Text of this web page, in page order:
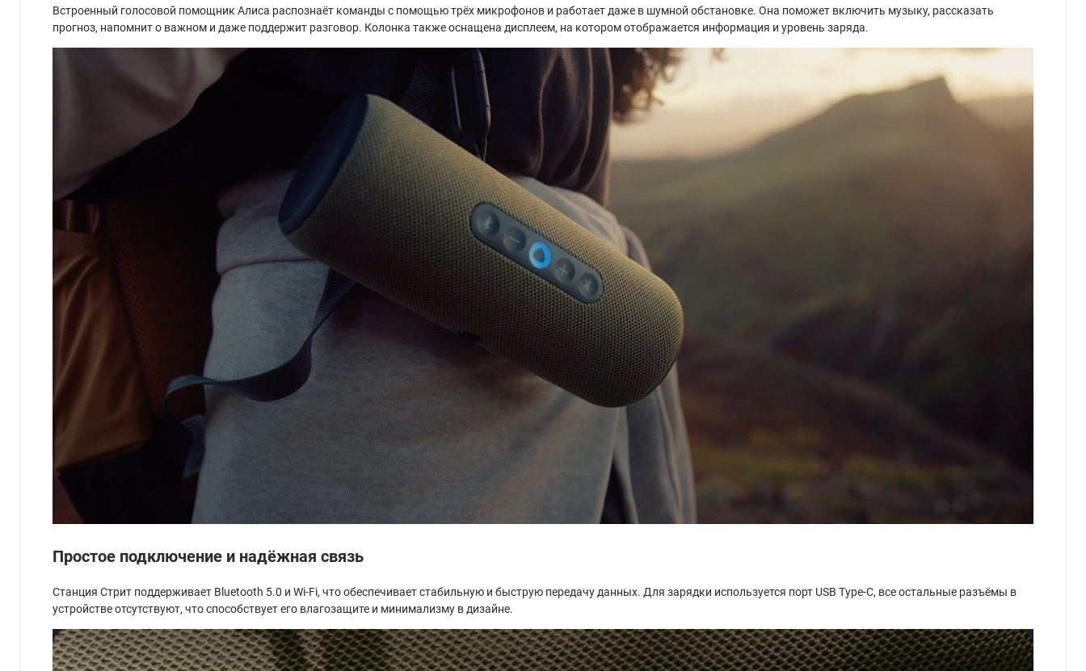
Встроенный голосовой помощник Алиса распознаёт команды с помощью трёх микрофонов и работает даже в шумной обстановке. Она поможет включить музыку, рассказать
прогноз, напомнит о важном и даже поддержит разговор. Колонка также оснащена дисплеем, на котором отображается информация и уровень заряда.
Простое подключение и надёжная связь
Станция Стрит поддерживает Bluetooth 5.0 и Wi-Fi, что обеспечивает стабильную и быструю передачу данных. Для зарядки используется порт USB Type-C, все остальные разъёмы в
устройстве отсутствуют, что способствует его влагозащите и минимализму в дизайне.